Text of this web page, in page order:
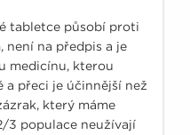
tabletce působí proti
na předpis a je
medicínu, kterou
a přeci je účinnější než
který máme
3 populace neužívají